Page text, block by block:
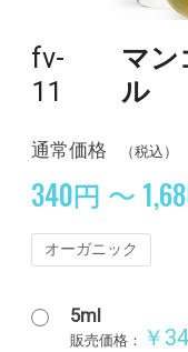
fv-
11
マン
ル
通常価格 （税込）
340円 ～
オーガニック
5ml
販売価格： ￥